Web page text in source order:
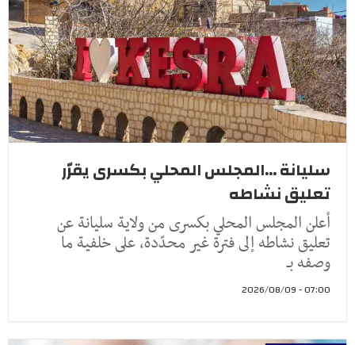
سليانة ...المجلس المحلي بكسرى يقرّر
تعليق نشاطه
أعلن المجلس المحلي بكسرى من ولاية سليانة عن
تعليق نشاطه إلى فترة غير محدّدة، على خلفية ما
وصفه بـ
07:00 - 2026/08/09